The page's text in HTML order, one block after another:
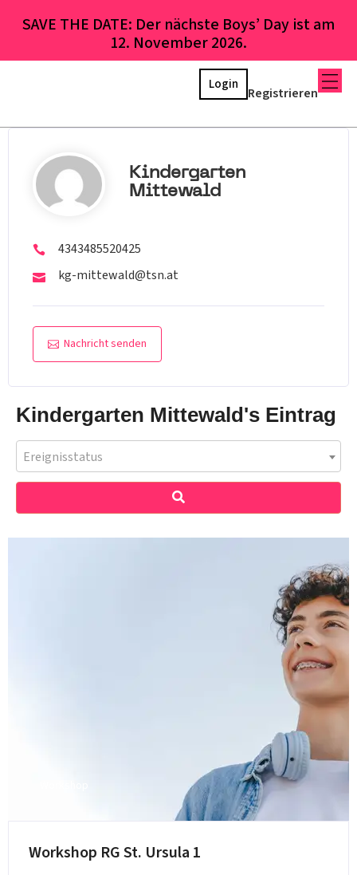
SAVE THE DATE: Der nächste Boys’ Day ist am
12. November 2026.
Registrieren
Login
Kindergarten
Mittewald
4343485520425
kg-mittewald@tsn.at
Nachricht senden
Kindergarten Mittewald's Eintrag
Ereignisstatus
Workshop RG St. Ursula 1